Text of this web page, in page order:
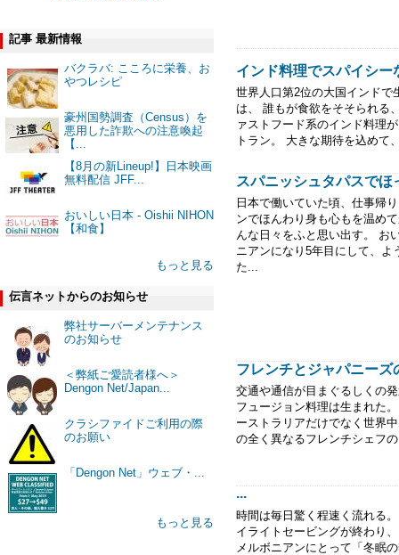
記事 最新情報
バクラバ: こころに栄養、お
やつレシピ
豪州国勢調査（Census）を
悪用した詐欺への注意喚起
【...
【8月の新Lineup!】日本映画
無料配信 JFF...
おいしい日本 - Oishii NIHON
【和食】
もっと見る
伝言ネットからのお知らせ
弊社サーバーメンテナンス
のお知らせ
＜弊紙ご愛読者様へ＞
Dengon Net/Japan...
クラシファイドご利用の際
のお願い
「Dengon Net」ウェブ・...
もっと見る
インド料理でスパイシ
世界人口第2位の大国インドで
は、 誰もが食欲をそそられる
ァストフード系のインド料理
トラン。 大きな期待を込め
スパニッシュタパスで
日本で働いていた頃、仕事帰
ンでほんわり身も心もを温め
んな日々をふと思い出す。 お
ニアンになり5年目にして、
た...
フレンチとジャパニー
交通や通信が目まぐるしくの
フュージョン料理は生まれた
ーストラリアだけでなく世界
の全く異なるフレンチシェフ
...
時間は毎日驚く程速く流れる
イライトセービングが終わり
メルボニアンにとって「冬